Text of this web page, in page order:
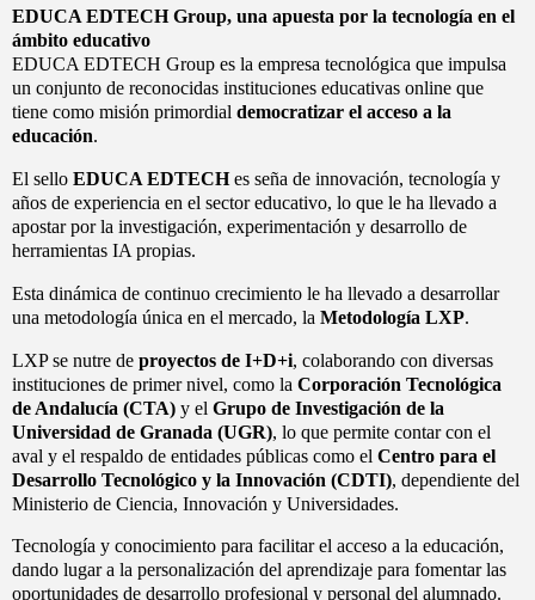
EDUCA EDTECH Group, una apuesta por la tecnología en el
ámbito educativo
EDUCA EDTECH Group es la empresa tecnológica que impulsa
un conjunto de reconocidas instituciones educativas online que
tiene como misión primordial democratizar el acceso a la
educación.
El sello EDUCA EDTECHes seña de innovación, tecnología y
años de experiencia en el sector educativo, lo que le ha llevado a
apostar por la investigación, experimentación y desarrollo de
herramientas IA propias.
Esta dinámica de continuo crecimiento le ha llevado a desarrollar
una metodología única en el mercado, la Metodología LXP.
LXP se nutre de proyectos de I+D+i, colaborando con diversas
instituciones de primer nivel, como la Corporación Tecnológica
de Andalucía (CTA) y el Grupo de Investigación de la
Universidad de Granada (UGR), lo que permite contar con el
aval y el respaldo de entidades públicas como el Centro para el
Desarrollo Tecnológico y la Innovación (CDTI), dependiente del
Ministerio de Ciencia, Innovación y Universidades.
Tecnología y conocimiento para facilitar el acceso a la educación,
dando lugar a la personalización del aprendizaje para fomentar las
oportunidades de desarrollo profesional y personal del alumnado.